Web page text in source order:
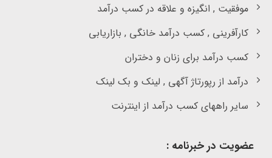
موفقیت , انگیزه و علاقه در کسب درآمد
کارآفرینی , کسب درآمد خانگی , بازاریابی
کسب درآمد برای زنان و دختران
درآمد از رپورتاژ آگهی , لینک و بک لینک
سایر راههای کسب درآمد از اینترنت
عضویت در خبرنامه :